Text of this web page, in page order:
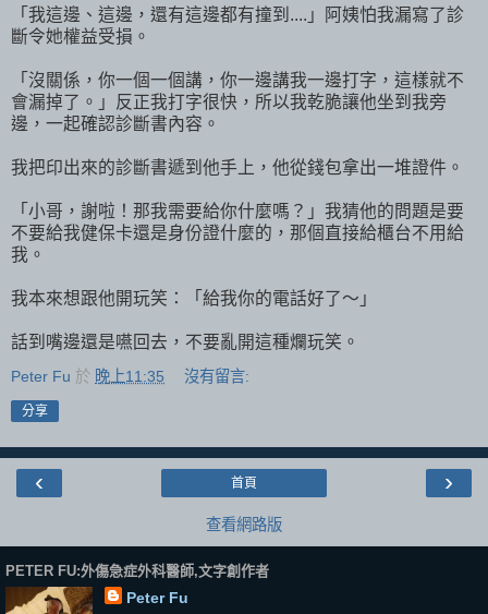
「我這邊、這邊，還有這邊都有撞到....」阿姨怕我漏寫了診
斷令她權益受損。
「沒關係，你一個一個講，你一邊講我一邊打字，這樣就不
會漏掉了。」反正我打字很快，所以我乾脆讓他坐到我旁
邊，一起確認診斷書內容。
我把印出來的診斷書遞到他手上，他從錢包拿出一堆證件。
「小哥，謝啦！那我需要給你什麼嗎？」我猜他的問題是要
不要給我健保卡還是身份證什麼的，那個直接給櫃台不用給
我。
我本來想跟他開玩笑：「給我你的電話好了～」
話到嘴邊還是嚥回去，不要亂開這種爛玩笑。
Peter Fu 於 晚上11:35 沒有留言:
分享
‹ ›
首頁
查看網路版
PETER FU:外傷急症外科醫師,文字創作者
Peter Fu